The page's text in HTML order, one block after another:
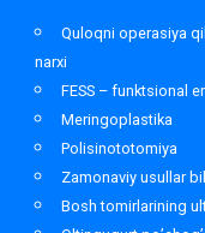
Quloqni operasiya
narxi
FESS – funktsional
Meringoplastika
Polisinototomiya
Zamonaviy usullar
Bosh tomirlarining